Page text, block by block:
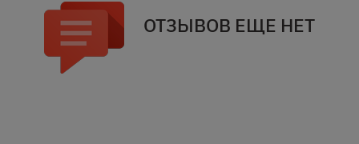
ОТЗЫВОВ ЕЩЕ НЕТ